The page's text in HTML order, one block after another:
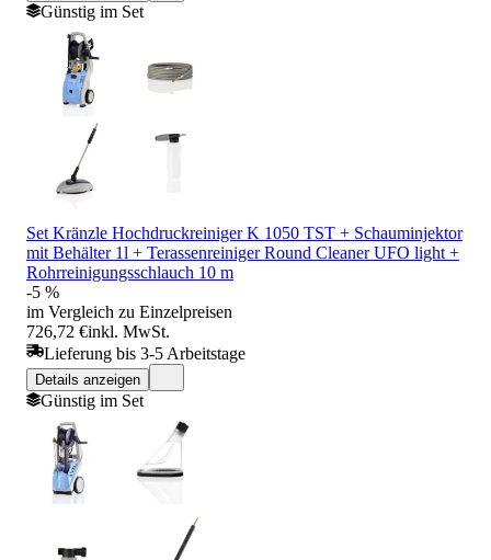
Günstig im Set
Set Kränzle Hochdruckreiniger K 1050 TST + Schauminjektor
mit Behälter 1l + Terassenreiniger Round Cleaner UFO light +
Rohrreinigungsschlauch 10 m
-5 %
im Vergleich zu Einzelpreisen
726,72 €inkl. MwSt.
Lieferung bis 3-5 Arbeitstage
Details anzeigen
Günstig im Set